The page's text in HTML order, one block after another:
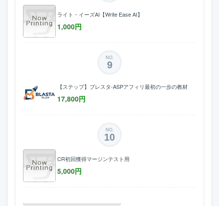
ライト・イーズAI【Write Ease AI】
1,000円
NO.
9
【ステップ】ブレスタ-ASPアフィリ最初の一歩の教材
17,800円
NO.
10
CR初回獲得マージンテスト用
5,000円